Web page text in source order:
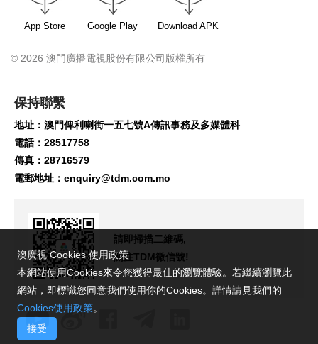
App Store Google Play Download APK
© 2026 澳門廣播電視股份有限公司版權所有
保持聯繫
地址：澳門俾利喇街一五七號A傳訊事務及多媒體科
電話：28517758
傳真：28716579
電郵地址： enquiry@tdm.com.mo
請即掃描二維碼,
關注TDM微信號!
澳廣視 Cookies 使用政策
本網站使用Cookies來令您獲得最佳的瀏覽體驗。若繼續瀏覽此
網站，即標識您同意我們使用你的Cookies。詳情請見我們的
Cookies使用政策。
接受